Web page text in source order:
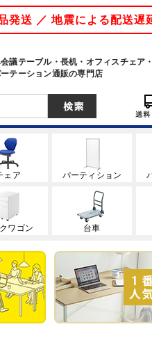
発送 ／ 地震による配送遅
議テーブル・長机・オフィスチェア・
テーション通販の専門店
ェア パーティション
ワゴン 台車